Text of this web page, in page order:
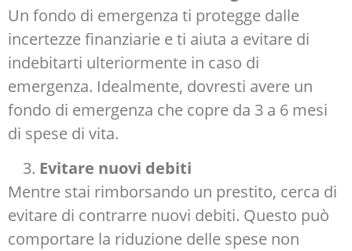
Un fondo di emergenza ti protegge dalle
incertezze finanziarie e ti aiuta a evitare di
indebitarti ulteriormente in caso di
emergenza. Idealmente, dovresti avere un
fondo di emergenza che copre da 3 a 6 mesi
di spese di vita.
Evitare nuovi debiti
Mentre stai rimborsando un prestito, cerca di
evitare di contrarre nuovi debiti. Questo può
comportare la riduzione delle spese non